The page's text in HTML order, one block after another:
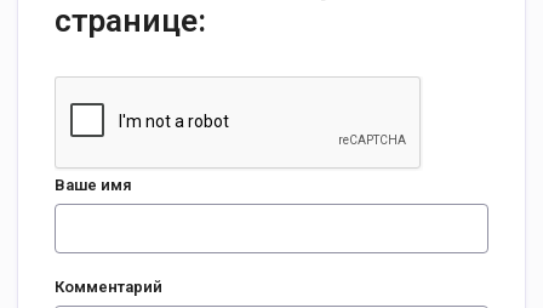
странице:
Ваше имя
Комментарий